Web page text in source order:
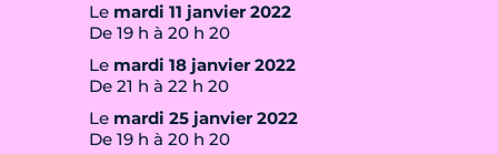
Le mardi 11 janvier 2022
De 19 h à 20 h 20
Le mardi 18 janvier 2022
De 21 h à 22 h 20
Le mardi 25 janvier 2022
De 19 h à 20 h 20